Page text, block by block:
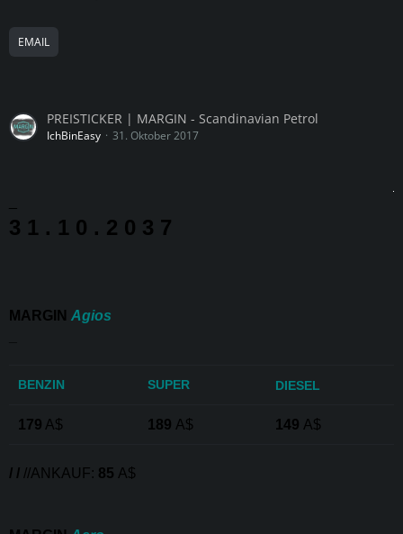
EMAIL
PREISTICKER | MARGIN - Scandinavian Petrol
IchBinEasy 31. Oktober 2017
3 1 . 1 0 . 2 0 3 7
MARGIN Agios
BENZIN SUPER DIESEL
179 A$ 189 A$ 149 A$
/ / //ANKAUF: 85 A$